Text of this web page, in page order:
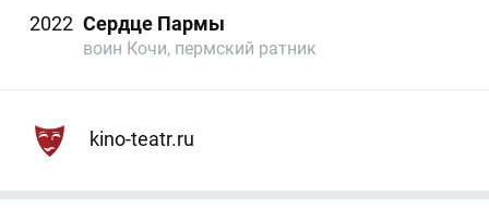
2022 Сердце Пармы
воин Кочи, пермский ратник
kino-teatr.ru